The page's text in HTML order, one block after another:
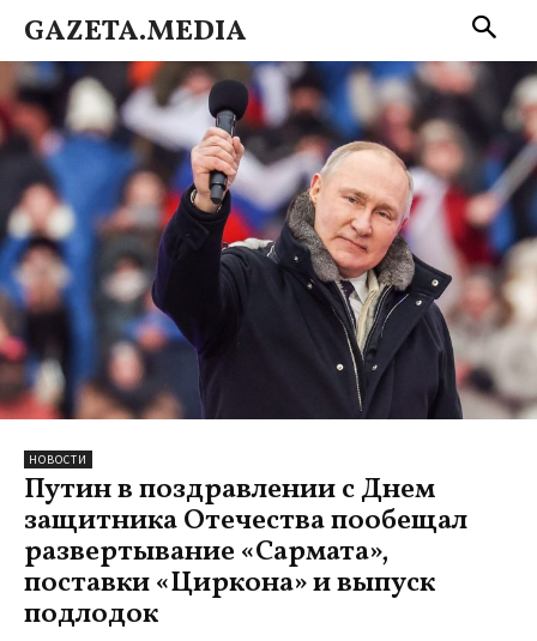
GAZETA.MEDIA
НОВОСТИ
Путин в поздравлении с Днем
защитника Отечества пообещал
развертывание «Сармата»,
поставки «Циркона» и выпуск
подлодок